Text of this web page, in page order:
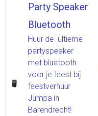
Party Speaker
Bluetooth
Huur de ultieme
partyspeaker
met bluetooth
voor je feest bij
feestverhuur
Jumpa in
Barendrecht!